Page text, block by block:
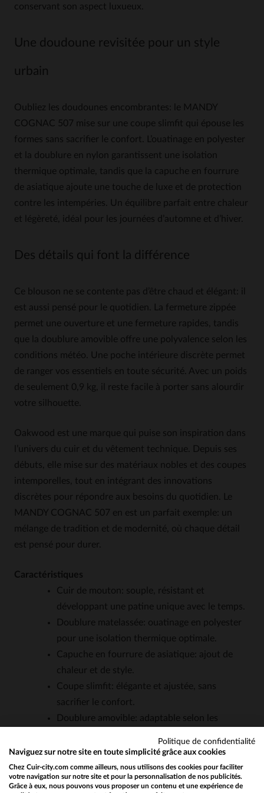
conservant son aspect luxueux.
Une doudoune revisitée pour un style
urbain
Oubliez les doudounes encombrantes: le MANDY
COGNAC 507 mise sur une coupe slimfit qui épouse les
formes sans sacrifier le confort. L’ouatinage en polyester
et la doublure en nylon garantissent une isolation
thermique optimale, tandis que la capuche en fourrure
de asiatique ajoute une touche de luxe et de protection
contre les intempéries. Un équilibre parfait entre chaleur
et légèreté, idéal pour les journées d’automne et d’hiver.
Des détails qui font la différence
Ce blouson ne se contente pas d’être chaud et élégant: il
est aussi pensé pour le quotidien. La fermeture zippée
permet une ouverture et une fermeture rapides, tandis
que la doublure amovible offre une polyvalence selon les
conditions météo. Une poche intérieure discrète permet
de ranger vos essentiels en toute sécurité. Avec un poids
de seulement 0,9 kg, il reste facile à porter sans alourdir
votre silhouette.
Oakwood est une marque qui puise son inspiration dans
l’univers du cuir et du vêtement technique. Depuis ses
débuts, elle mise sur des matériaux nobles et des coupes
intemporelles, tout en intégrant des innovations
discrètes pour répondre aux besoins du quotidien. Le
MANDY COGNAC 507 en est un parfait exemple: un
mélange de tradition et de modernité, où chaque détail
est pensé pour durer.
Caractéristiques
Cuir de mouton: souple, résistant et
développant une patine unique avec le temps.
Doublure matelassée: ouatinage en polyester
pour une isolation thermique optimale.
Capuche en fourrure de asiatique: ajout de
chaleur et de style.
Coupe slimfit: élégante et ajustée, sans
sacrifier le confort.
Doublure amovible: adaptable selon les
Fermeture zippée: pratique et rapide.
Poche intérieure: pour un rangement sécurisé
de vos essentiels.
Politique de confidentialité
Naviguez sur notre site en toute simplicité grâce aux cookies
Chez Cuir-city.com comme ailleurs, nous utilisons des cookies pour faciliter
votre navigation sur notre site et pour la personnalisation de nos publicités.
Grâce à eux, nous pouvons vous proposer un contenu et une expérience de